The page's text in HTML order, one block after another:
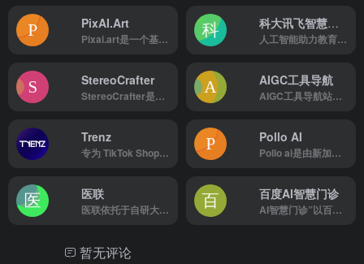
PixAI.Art
Pixai.art是一个基于人工智能的动漫图AI生成网站，它...
科大讯飞智慧教育
人工智能助力教育，因材施教成就梦想。依托人工智能及大数据等核心技术，科大讯飞智慧教育提供了覆盖学校教学、教师发展、智慧考试、素质教育、自主学习等教育全场景的产品和服务，以及区域级因材施教、课后服务等综合解决方案。
StereoCrafter
StereoCrafter是一个由腾讯ai实验室开发的能将普...
AIGC工具导航
AIGC工具导航站（www.aigc.cn）简称：AIGC导航，一个全网分类最全，收录最全的生成式人工智能工具导航平台，分类包括AI写作、AI绘画、AI视频、AI办公、AI数字人、AI设计、AI语音、AI音乐、AI论文、AI简历、AI智能体、文本转语音等AI工具。AIGC导航提供一站式AI工具导航服务，帮助用户快速找到能够提升工作效率和创作能力的生产力工具。找AI工具，就上AIGC工具导航！
Trenz
专为 TikTok Shop卖家打造的 AI 驱动社交电商分析平台。
Pollo AI
Pollo ai是由新加坡公司 HIX.AI 开发的一款AI...
医联
医联依托于自研大模型MedGPT，率先进入进入大规模AI医疗临床应用实验，成为行业领先的AI医疗服务机构，为用户提供未来医生服务端、为医生提供未来医生工作室、医疗行业智能化解决方案、保险行业解决方案等服务。
百度AI智慧门诊
AI智慧门诊”以百度文心大模型为技术底座，由百度健康提供解决方案，功能涵盖智能分导诊、智能加号、智能候诊室等多个服务模块
暂无评论